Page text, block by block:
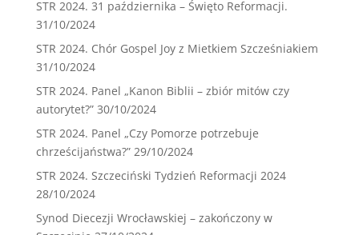
STR 2024. 31 października – Święto Reformacji.
31/10/2024
STR 2024. Chór Gospel Joy z Mietkiem Szcześniakiem
31/10/2024
STR 2024. Panel „Kanon Biblii – zbiór mitów czy
autorytet?” 30/10/2024
STR 2024. Panel „Czy Pomorze potrzebuje
chrześcijaństwa?” 29/10/2024
STR 2024. Szczeciński Tydzień Reformacji 2024
28/10/2024
Synod Diecezji Wrocławskiej – zakończony w